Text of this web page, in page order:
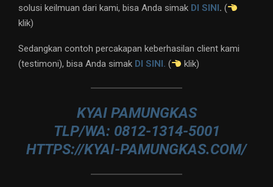
solusi keilmuan dari kami, bisa Anda simak DI SINI. (
klik)
Sedangkan contoh percakapan keberhasilan client kami
(testimoni), bisa Anda simak DI SINI. ( klik)
KYAI PAMUNGKAS
TLP/WA: 0812-1314-5001
HTTPS://KYAI-PAMUNGKAS.COM/